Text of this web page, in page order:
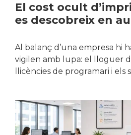
El cost ocult
es descobreix en
Al balanç d’una empresa hi
vigilen amb lupa: el lloguer
llicències de programari i els